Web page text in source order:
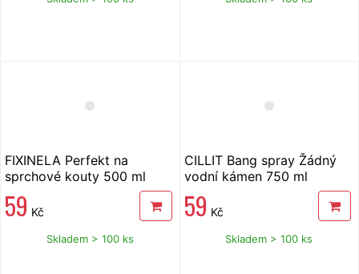
FIXINELA Perfekt na
sprchové kouty 500 ml
59 Kč
Skladem > 100 ks
CILLIT Bang spray Žádný
vodní kámen 750 ml
59 Kč
Skladem > 100 ks